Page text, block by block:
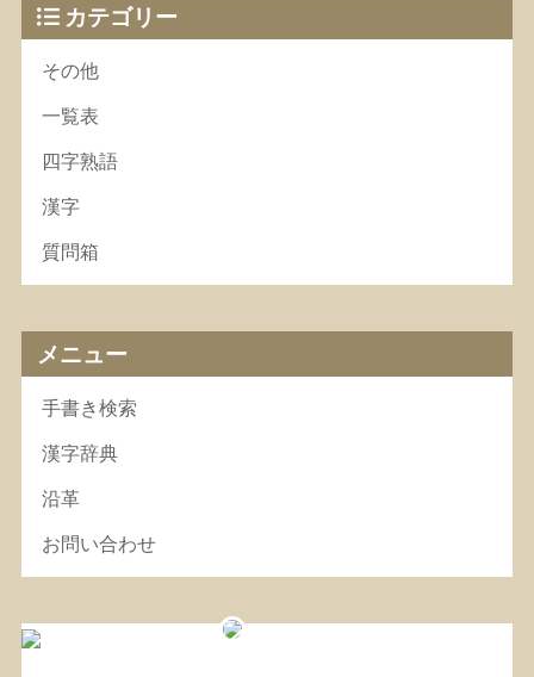
カテゴリー
その他
一覧表
四字熟語
漢字
質問箱
メニュー
手書き検索
漢字辞典
沿革
お問い合わせ